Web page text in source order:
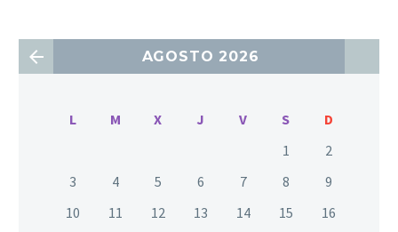
AGOSTO 2026
L M X J V S
D
1
2
3
4 5 6 7 8
9
10
11 12 13 14 15
16